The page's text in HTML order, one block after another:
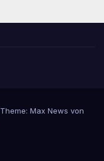
Theme: Max News von